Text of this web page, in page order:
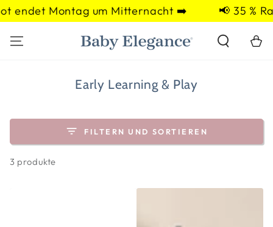
ZUM INHALT
SPRINGEN
endet Montag um Mitternacht ➡️ 📢 35 %
Kollektion:
Early Learning & Play
FILTERN UND SORTIEREN
3 produkte